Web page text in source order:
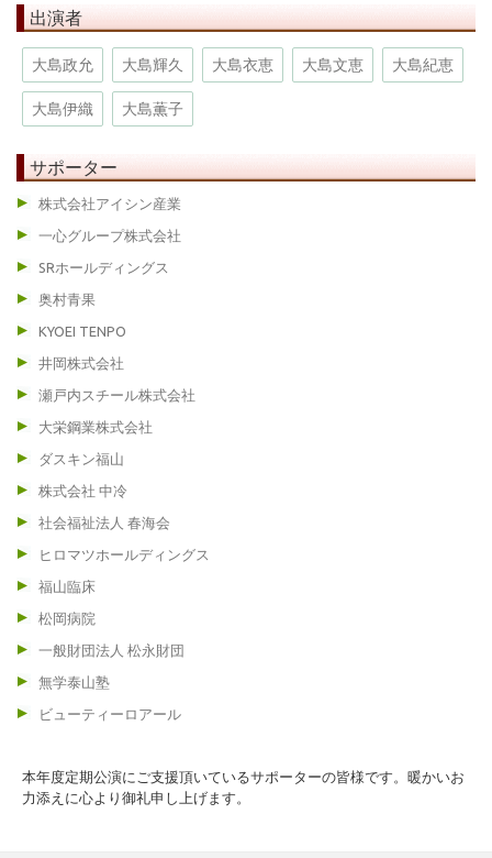
出演者
大島政允 大島輝久 大島衣恵 大島文恵 大島紀恵
大島伊織 大島薫子
サポーター
株式会社アイシン産業
一心グループ株式会社
SRホールディングス
奥村青果
KYOEI TENPO
井岡株式会社
瀬戸内スチール株式会社
大栄鋼業株式会社
ダスキン福山
株式会社 中冷
社会福祉法人 春海会
ヒロマツホールディングス
福山臨床
松岡病院
一般財団法人 松永財団
無学泰山塾
ビューティーロアール
本年度定期公演にご支援頂いているサポーターの皆様です。暖かいお
力添えに心より御礼申し上げます。